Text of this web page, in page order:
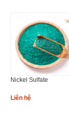
Nickel Sulfate
Liên hệ